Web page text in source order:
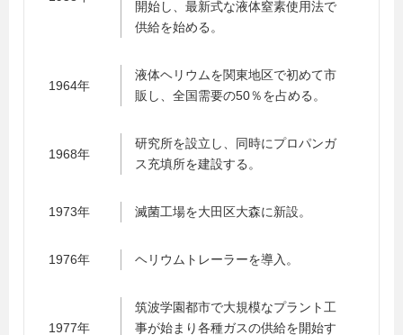
開始し、最新式な液体窒素使用法で
供給を始める。
1964年
液体ヘリウムを関東地区で初めて市
販し、全国需要の50％を占める。
1968年
研究所を設立し、同時にプロパンガ
ス充填所を建設する。
1973年 滅菌工場を大田区大森に新設。
1976年 ヘリウムトレーラーを導入。
1977年
筑波学園都市で大規模なプラント工
事が始まり各種ガスの供給を開始す